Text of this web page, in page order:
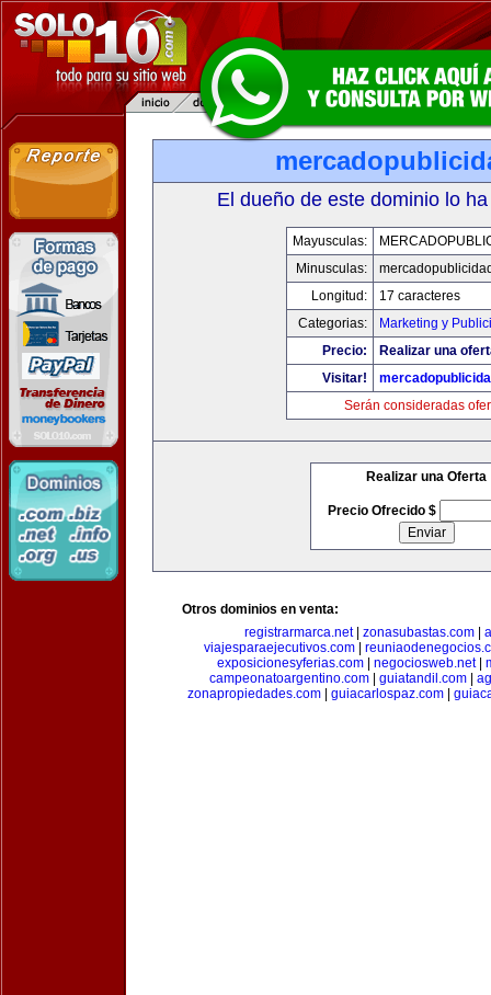
El dueño de este dominio lo
Mayusculas:
Minusculas:
Longitud:
17 caracteres
Categorias:
Marketing y
Precio:
Realizar una
Visitar!
Serán consideradas
Realizar una Oferta
Precio Ofrecido $
Otros dominios en venta:
registrarmarca.net| zonasubastas.com|
viajesparaejecutivos.com|
exposicionesyferias.com
negociosweb.net|
campeonatoargentino.com| guiatandil.com|
zonapropiedades.com
guiacarlospaz.com